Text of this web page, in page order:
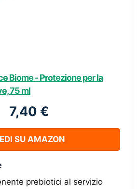
Biome - Protezione per la
75 ml
7,40 €
SU AMAZON
prebiotici al servizio